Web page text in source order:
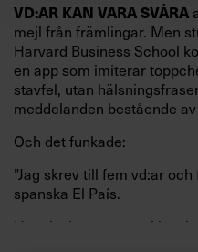
VD:AR KAN VARA SVÅRA
mejl från främlingar. Men
Harvard Business School
en app som imiterar
stavfel, utan
meddelanden bestående
Och det funkade:
”Jag skrev till fem vd:ar
spanska El País.
Horwitz har nu utvecklat